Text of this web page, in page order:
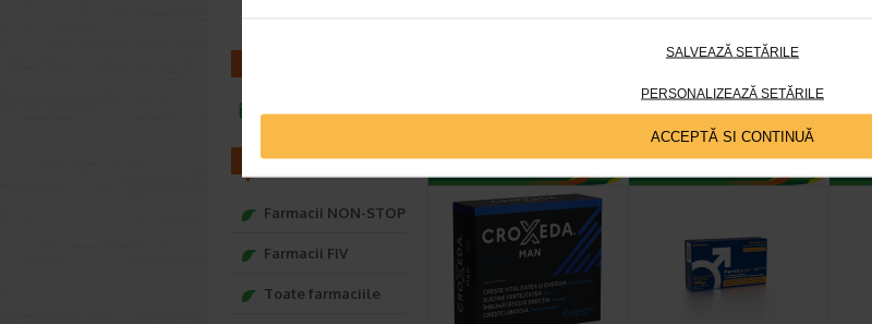
SALVEAZĂ SETĂRILE
PERSONALIZEAZĂ SETĂRILE
ACCEPTĂ SI CONTINUĂ
bucati
Prezervativul Durex Feel
Intimate este un prezervativ
infoline@catena.ro
FARMACII
Farmacii NON-STOP
Farmacii FIV
Toate farmaciile